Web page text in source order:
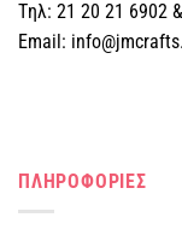
Tηλ: 21 20 21 6902
Email:
ΠΛΗΡΟΦΟΡΙΕΣ